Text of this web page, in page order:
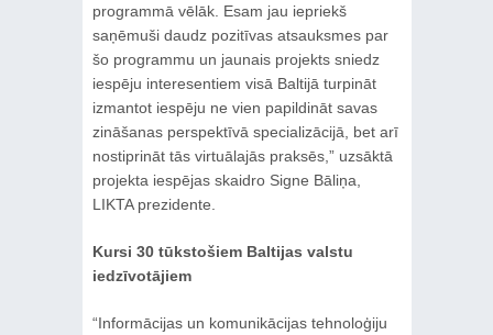
programmā vēlāk. Esam jau iepriekš
saņēmuši daudz pozitīvas atsauksmes par
šo programmu un jaunais projekts sniedz
iespēju interesentiem visā Baltijā turpināt
izmantot iespēju ne vien papildināt savas
zināšanas perspektīvā specializācijā, bet arī
nostiprināt tās virtuālajās praksēs,” uzsāktā
projekta iespējas skaidro Signe Bāliņa,
LIKTA prezidente.
Kursi 30 tūkstošiem Baltijas valstu
iedzīvotājiem
“Informācijas un komunikācijas tehnoloģiju